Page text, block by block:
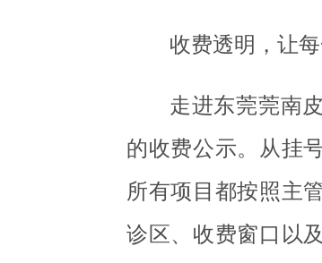
收费透明，让
走进东莞莞南
的收费公示。从挂
所有项目都按照主
诊区、收费窗口以